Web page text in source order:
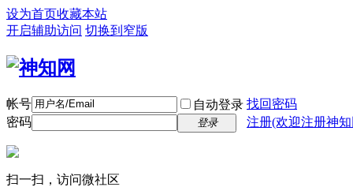
设为首页收藏本站
开启辅助访问 切换到窄版
帐号 自动登录 找回密码
密码
登录 注册(欢迎注册神
扫一扫，访问微社区